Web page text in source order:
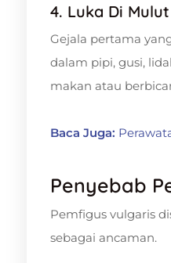
4. Luka Di Mulut
Gejala pertama
dalam pipi, gusi,
makan atau
Baca Juga:
Penyebab
Pemfigus vulgaris
sebagai ancaman.